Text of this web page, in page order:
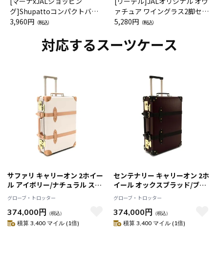
グ]Shupattoコンパクトバッ
グ Drop JAL客室乗務員（LC）
3,960円 （税込）
ァチュア ワイングラス2脚セッ
ト（レッドワイン）
5,280円 （税込）
対応するスーツケース
サファリ キャリーオン 2ホイー
ル アイボリー/ナチュラル スー
ツケース
グローブ・トロッター
374,000円 （税込）
積算 3,400 マイル (1倍)
センテナリー キャリーオン 2ホ
イール オックスブラッド/ブラ
ック スーツケース
グローブ・トロッター
374,000円 （税込）
積算 3,400 マイル (1倍)